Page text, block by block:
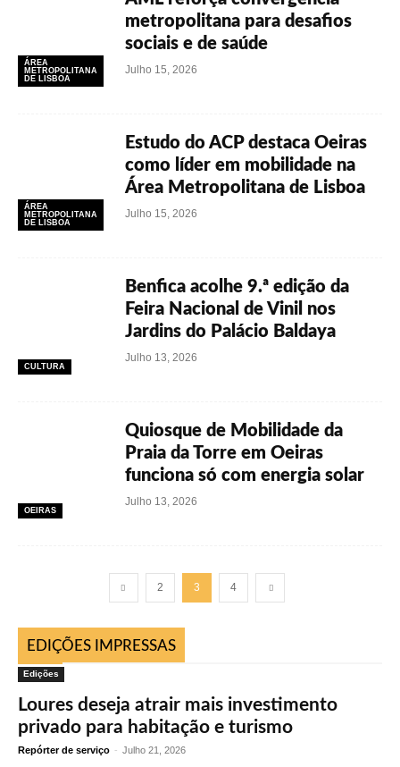
ÁREA
METROPOLITANA
DE LISBOA
metropolitana para desafios
sociais e de saúde
Julho 15, 2026
ÁREA
METROPOLITANA
DE LISBOA
Estudo do ACP destaca Oeiras
como líder em mobilidade na
Área Metropolitana de Lisboa
Julho 15, 2026
CULTURA
Benfica acolhe 9.ª edição da
Feira Nacional de Vinil nos
Jardins do Palácio Baldaya
Julho 13, 2026
OEIRAS
Quiosque de Mobilidade da
Praia da Torre em Oeiras
funciona só com energia solar
Julho 13, 2026
2 3 4
EDIÇÕES IMPRESSAS
Edições
Loures deseja atrair mais investimento
privado para habitação e turismo
Repórter de serviço - Julho 21, 2026